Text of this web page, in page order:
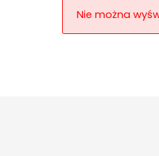
Nie można